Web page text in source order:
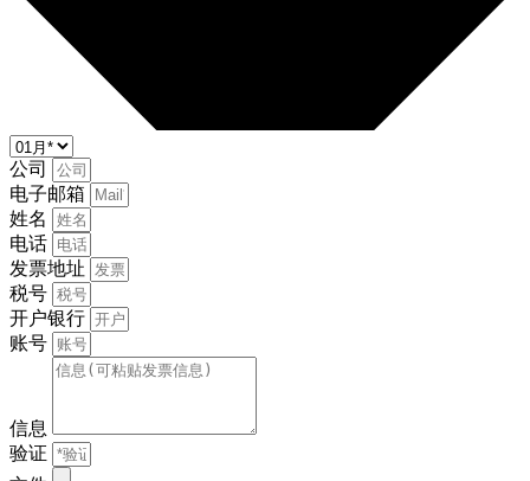
公司
电子邮箱
姓名
电话
发票地址
税号
开户银行
账号
信息
验证